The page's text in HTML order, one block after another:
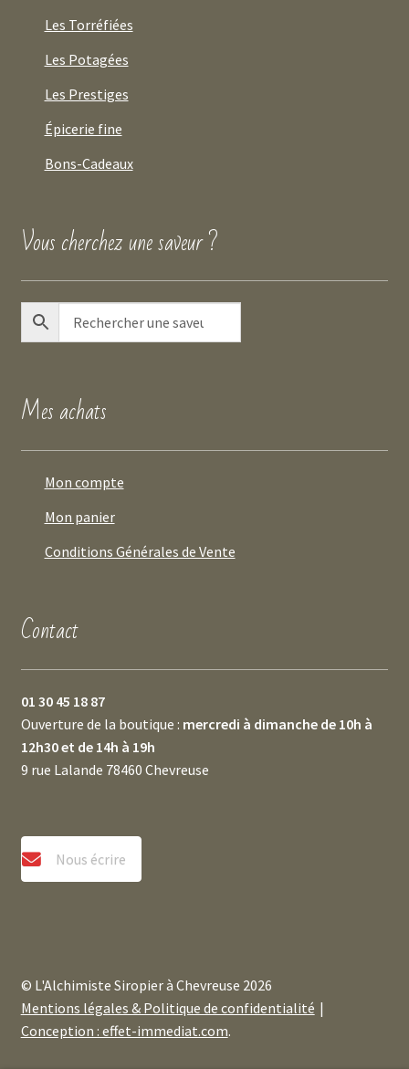
Les Torréfiées
Les Potagées
Les Prestiges
Épicerie fine
Bons-Cadeaux
Vous cherchez une saveur ?
Mes achats
Mon compte
Mon panier
Conditions Générales de Vente
Contact
01 30 45 18 87
Ouverture de la boutique : mercredi à dimanche de 10h à
12h30 et de 14h à 19h
9 rue Lalande 78460 Chevreuse
Nous écrire
© L'Alchimiste Siropier à Chevreuse 2026
Mentions légales & Politique de confidentialité
Conception : effet-immediat.com.